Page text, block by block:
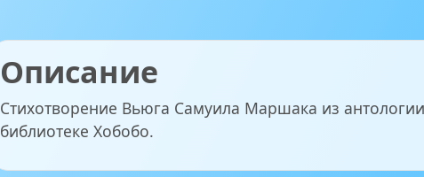
Описание
Стихотворение Вьюга Самуила Маршака из
библиотеке Хобобо.